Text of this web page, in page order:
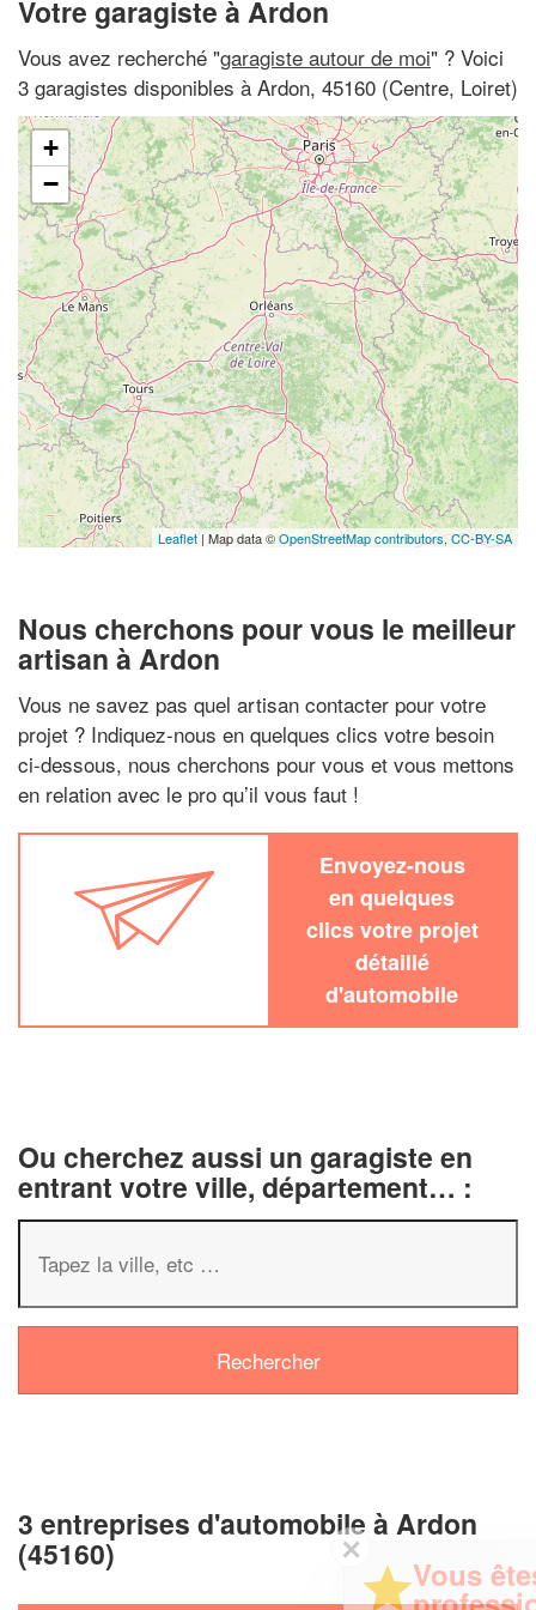
Votre garagiste à Ardon
Vous avez recherché "garagiste autour de moi" ? Voici
3 garagistes disponibles à Ardon, 45160 (Centre, Loiret)
+
−
Leaflet | Map data ©OpenStreetMap contributors,CC-BY-SA
Nous cherchons pour vous le meilleur
artisan à Ardon
Vous ne savez pas quel artisan contacter pour votre
projet ? Indiquez-nous en quelques clics votre besoin
ci-dessous, nous cherchons pour vous et vous mettons
en relation avec le pro qu’il vous faut !
Envoyez-nous
en quelques
clics votre projet
détaillé
d'automobile
Ou cherchez aussi un garagiste en
entrant votre ville, département… :
3 entreprises d'automobile à Ardon
(45160)
Vous êtes un